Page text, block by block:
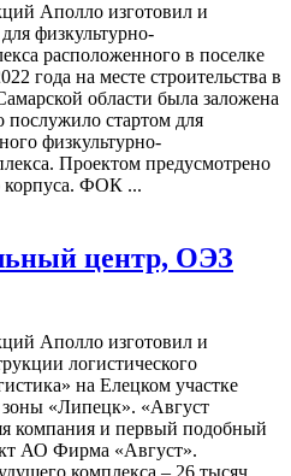
Аполло изготовил и
физкультурно-
расположенного в поселке
года на месте строительства в
области была заложена
послужило стартом для
физкультурно-
Проектом предусмотрено
корпуса. ФОК ...
центр, ОЭЗ
Аполло изготовил и
логистического
на Елецком участке
«Липецк». «Август
компания и первый подобный
АО Фирма «Август».